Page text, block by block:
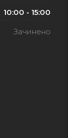
10:00 - 15:00
Зачинено